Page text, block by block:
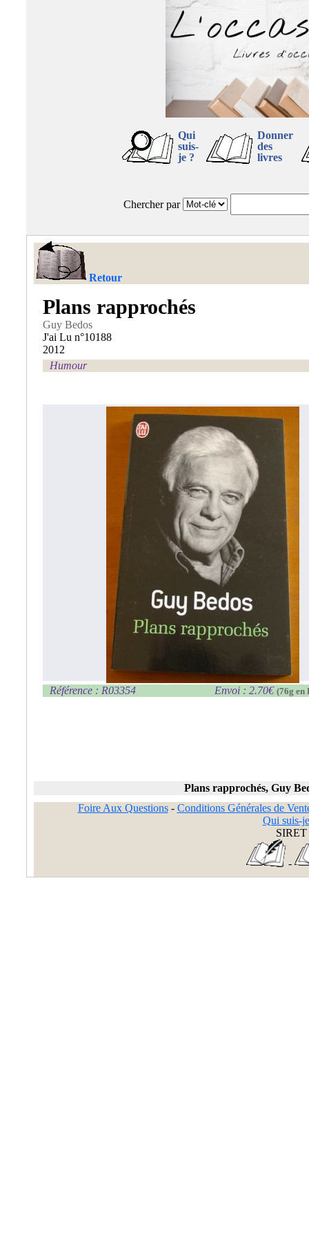
Qui
suis-
je ?
Donner
des
livres
Chercher par
Retour
Plans rapprochés
Guy Bedos
J'ai Lu n°10188
2012
Humour
Référence : R03354 Envoi : 2.70€ (76g en
Plans rapprochés, Guy
Foire Aux Questions- Conditions Générales de
Qui suis-
SIRET
-